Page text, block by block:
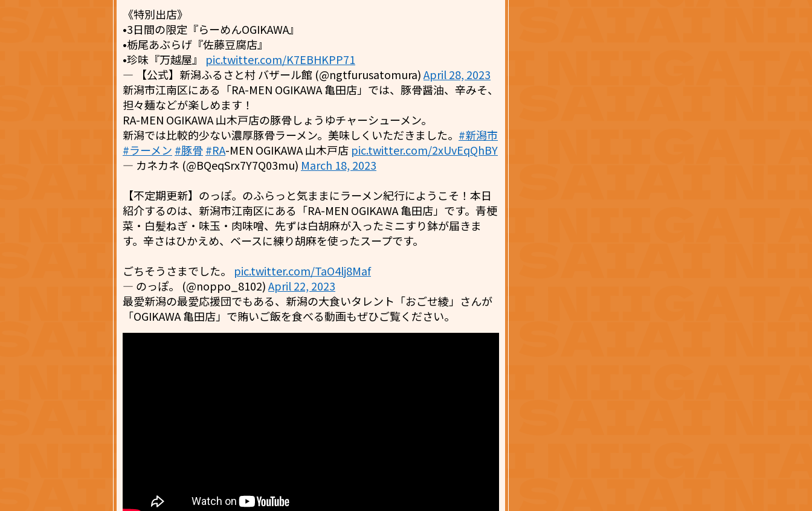
《特別出店》
•3日間の限定『らーめんOGIKAWA』
•栃尾あぶらげ『佐藤豆腐店』
•珍味『万越屋』 pic.twitter.com/K7EBHKPP71
— 【公式】新潟ふるさと村 バザール館 (@ngtfurusatomura)April 28, 2023
新潟市江南区にある「RA-MEN OGIKAWA 亀田店」では、豚骨醤油、辛みそ、
担々麺などが楽しめます！
RA-MEN OGIKAWA 山木戸店の豚骨しょうゆチャーシューメン。
新潟では比較的少ない濃厚豚骨ラーメン。美味しくいただきました。 #新潟市
#ラーメン #豚骨 #RA-MEN OGIKAWA 山木戸店 pic.twitter.com/2xUvEqQhBY
— カネカネ (@BQeqSrx7Y7Q03mu) March 18, 2023
【不定期更新】のっぽ。のふらっと気ままにラーメン紀行にようこそ！本日
紹介するのは、新潟市江南区にある「RA-MEN OGIKAWA 亀田店」です。青梗
菜・白髪ねぎ・味玉・肉味噌、先ずは白胡麻が入ったミニすり鉢が届きま
す。辛さはひかえめ、ベースに練り胡麻を使ったスープです。
ごちそうさまでした。 pic.twitter.com/TaO4lj8Maf
— のっぽ。 (@noppo_8102)April 22, 2023
最愛新潟の最愛応援団でもある、新潟の大食いタレント「おごせ綾」さんが
「OGIKAWA 亀田店」で賄いご飯を食べる動画もぜひご覧ください。